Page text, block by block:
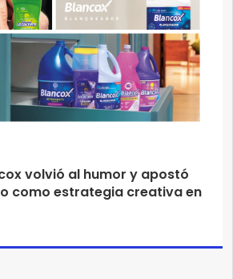
volvió al humor y apostó
como estrategia creativa en